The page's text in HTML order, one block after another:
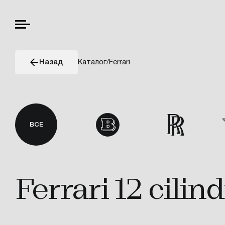
Назад Каталог/Ferrari
ВСЕ
Ferrari 12